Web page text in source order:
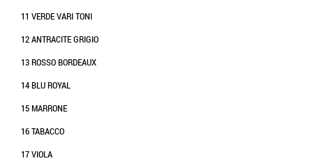
11 VERDE VARI TONI
12 ANTRACITE GRIGIO
13 ROSSO BORDEAUX
14 BLU ROYAL
15 MARRONE
16 TABACCO
17 VIOLA